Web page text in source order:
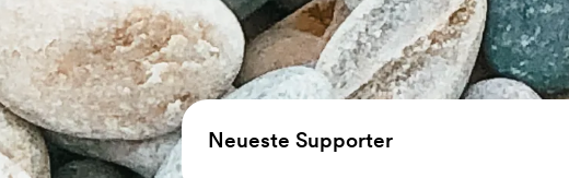
Neueste Supporter